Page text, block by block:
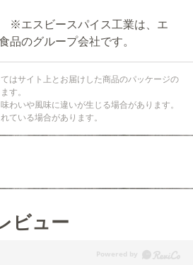
ビースパイス工業は、エ
品のグループ会社です。
はサイト上とお届けした商品のパッケージの
す。
わいや風味に違いが生じる場合があります。
ている場合があります。
ビュー